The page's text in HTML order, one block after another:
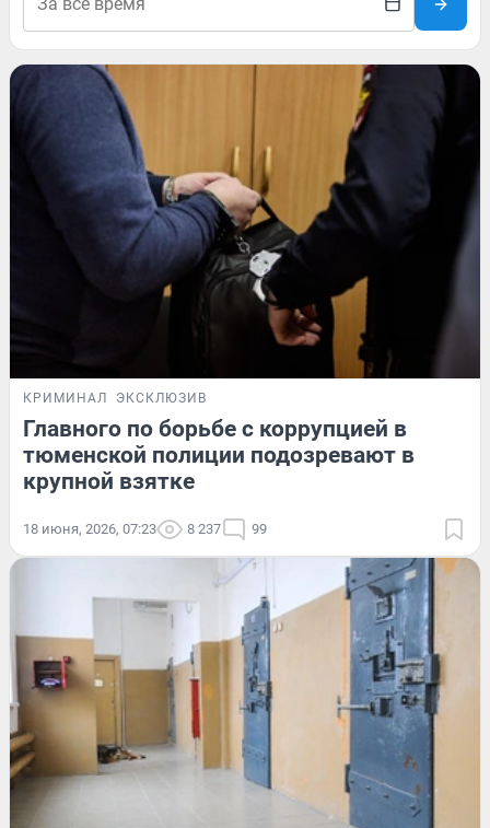
КРИМИНАЛ ЭКСКЛЮЗИВ
Главного по борьбе с коррупцией в
тюменской полиции подозревают в
крупной взятке
18 июня, 2026, 07:23 8 237 99